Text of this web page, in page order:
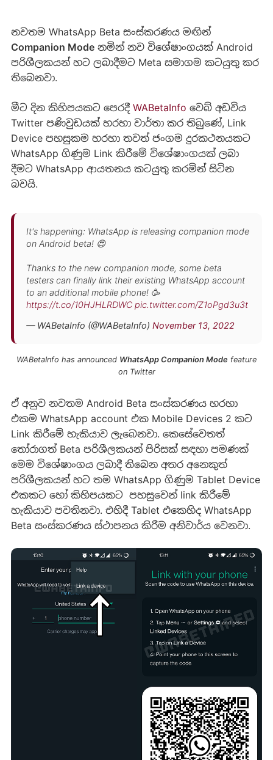
නවතම WhatsApp Beta සංස්කරණය මඟින්
Companion Modeනමින් නව විශේෂාංගයක් Android
පරිශීලකයන් හට ලබාදීමට Meta සමාගම කටයුතු කර
තිබෙනවා.
මීට දින කිහිපයකට පෙරදී WABetaInfo වෙබ් අඩවිය
Twitter පණිවුඩයක් හරහා වාර්තා කර තිබුණේ, Link
Device පහසුකම හරහා තවත් ජංගම දුරකථනයකට
WhatsApp ගිණුම Link කිරීමේ විශේෂාංගයක් ලබා
දීමට WhatsApp ආයතනය කටයුතු කරමින් සිටින
බවයි.
It's happening: WhatsApp is releasing companion mode
on Android beta! 😍
Thanks to the new companion mode, some beta
testers can finally link their existing WhatsApp account
to an additional mobile phone! 🥳
https://t.co/10HJHLRDWC pic.twitter.com/Z1oPgd3u3t
— WABetaInfo (@WABetaInfo) November 13, 2022
WABetaInfo has announced WhatsApp Companion Mode feature
on Twitter
ඒ අනුව නවතම Android Beta සංස්කරණය හරහා
එකම WhatsApp account එක Mobile Devices 2 කට
Link කිරීමේ හැකියාව ලැබෙනවා. කෙසේවෙතත්
තෝරාගත් Beta පරිශීලකයන් පිරිසක් සඳහා පමණක්
මෙම විශේෂාංගය ලබාදී තිබෙන අතර අනෙකුත්
පරිශීලකයන් හට තම WhatsApp ගිණුම Tablet Device
එකකට හෝ කිහිපයකට පහසුවෙන් link කිරීමේ
හැකියාව පවතිනවා. එහිදී Tablet එකෙහිද WhatsApp
Beta සංස්කරණය ස්ථාපනය කිරීම අනිවාර්ය වෙනවා.